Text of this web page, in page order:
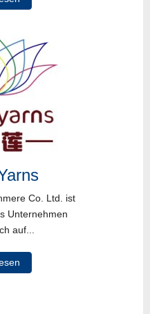
Co. Ltd. ist
Unternehmen
auf...